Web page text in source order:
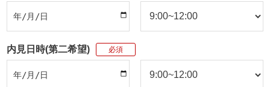
内見日時(第二希望) 必須